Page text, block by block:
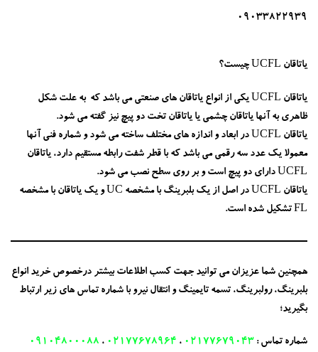
09033822939
یاتاقان UCFL چیست؟
یاتاقان UCFL یکی از انواع یاتاقان های صنعتی می باشد که به علت شکل
ظاهری به آنها یاتاقان چشمی یا یاتاقان تخت دو پیچ نیز گفته می شود.
یاتاقان UCFL در ابعاد و اندازه های مختلف ساخته می شود و شماره فنی آنها
معمولا یک عدد سه رقمی می باشد که با قطر شفت رابطه مستقیم دارد، یاتاقان
UCFL دارای دو پیچ است و بر روی سطح نصب می شود.
یاتاقان UCFL در اصل از یک بلبرینگ با مشخصه UC و یک یاتاقان با مشخصه
FL تشکیل شده است.
همچنین شما عزیزان می توانید جهت کسب اطلاعات بیشتر درخصوص خرید انواع
بلبرینگ، رولبرینگ، تسمه تایمینگ و انتقال نیرو با شماره تماس های زیر ارتباط
بگیرید؛
شماره تماس : 02177679043 ، 02177678964 ، 09104800088